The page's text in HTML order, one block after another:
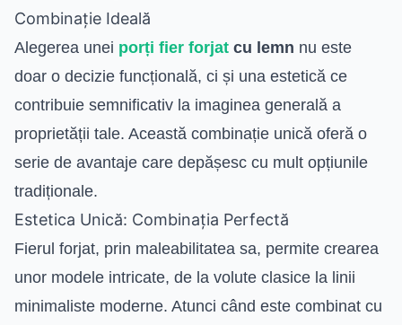
Combinație Ideală
Alegerea unei porți fier forjat cu lemn nu este
doar o decizie funcțională, ci și una estetică ce
contribuie semnificativ la imaginea generală a
proprietății tale. Această combinație unică oferă o
serie de avantaje care depășesc cu mult opțiunile
tradiționale.
Estetica Unică: Combinația Perfectă
Fierul forjat, prin maleabilitatea sa, permite crearea
unor modele intricate, de la volute clasice la linii
minimaliste moderne. Atunci când este combinat cu